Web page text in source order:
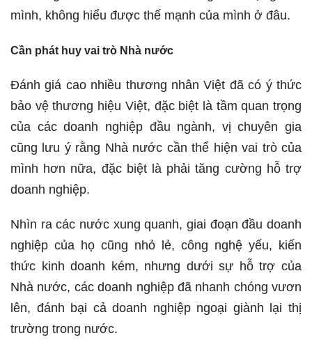
mình, không hiểu được thế mạnh của mình ở đâu.
Cần phát huy vai trò Nhà nước
Đánh giá cao nhiều thương nhân Việt đã có ý thức
bảo vệ thương hiệu Việt, đặc biệt là tầm quan trọng
của các doanh nghiệp đầu ngành, vị chuyên gia
cũng lưu ý rằng Nhà nước cần thể hiện vai trò của
mình hơn nữa, đặc biệt là phải tăng cường hỗ trợ
doanh nghiệp.
Nhìn ra các nước xung quanh, giai đoạn đầu doanh
nghiệp của họ cũng nhỏ lẻ, công nghệ yếu, kiến
thức kinh doanh kém, nhưng dưới sự hỗ trợ của
Nhà nước, các doanh nghiệp đã nhanh chóng vươn
lên, đánh bại cả doanh nghiệp ngoại giành lại thị
trường trong nước.